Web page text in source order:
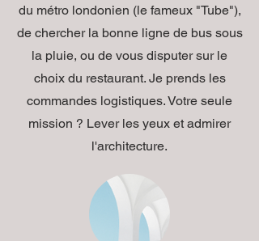
du métro londonien (le fameux "Tube"),
de chercher la bonne ligne de bus sous
la pluie, ou de vous disputer sur le
choix du restaurant. Je prends les
commandes logistiques. Votre seule
mission ? Lever les yeux et admirer
l'architecture.